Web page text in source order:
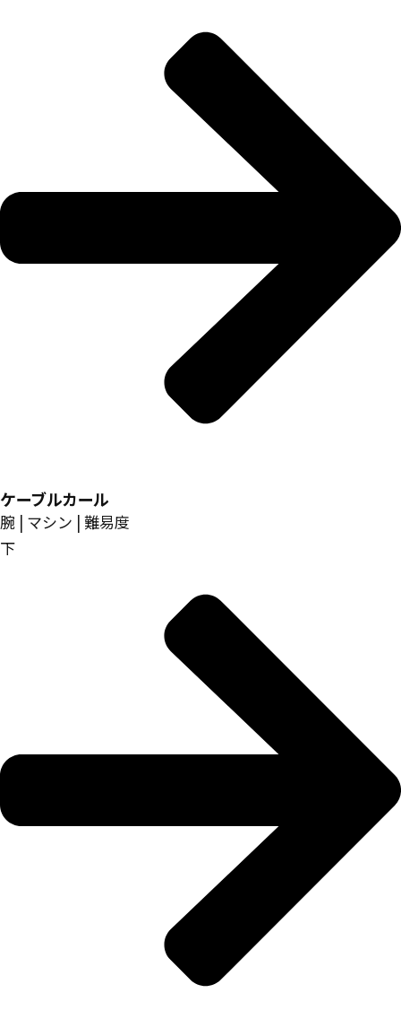
ケーブルカール
腕 | マシン | 難易度
下